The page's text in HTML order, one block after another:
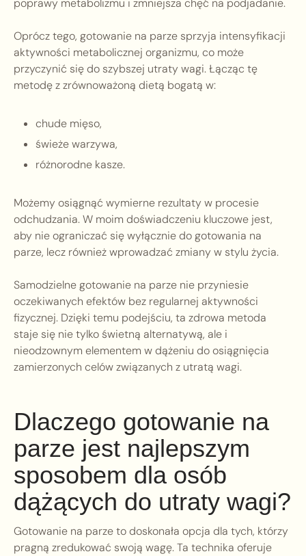
poprawy metabolizmu i zmniejsza chęć na podjadanie.
Oprócz tego, gotowanie na parze sprzyja intensyfikacji
aktywności metabolicznej organizmu, co może
przyczynić się do szybszej utraty wagi. Łącząc tę
metodę z zrównoważoną dietą bogatą w:
chude mięso,
świeże warzywa,
różnorodne kasze.
Możemy osiągnąć wymierne rezultaty w procesie
odchudzania. W moim doświadczeniu kluczowe jest,
aby nie ograniczać się wyłącznie do gotowania na
parze, lecz również wprowadzać zmiany w stylu życia.
Samodzielne gotowanie na parze nie przyniesie
oczekiwanych efektów bez regularnej aktywności
fizycznej. Dzięki temu podejściu, ta zdrowa metoda
staje się nie tylko świetną alternatywą, ale i
nieodzownym elementem w dążeniu do osiągnięcia
zamierzonych celów związanych z utratą wagi.
Dlaczego gotowanie na
parze jest najlepszym
sposobem dla osób
dążących do utraty wagi?
Gotowanie na parze to doskonała opcja dla tych, którzy
pragną zredukować swoją wagę. Ta technika oferuje